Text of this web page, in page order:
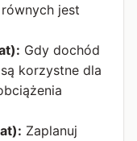
jest
Gdy dochód
korzystne dla
Zaplanuj